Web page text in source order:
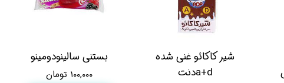
شیر کاکائو غنی شده
a+dدنت
بستنی سالینودومینو
۱۰۰,۰۰۰ تومان